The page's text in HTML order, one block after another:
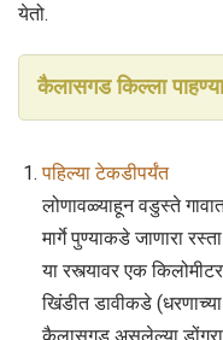
येतो.
कैलासगड किल्ला
पहिल्या टेकडीपर्यंत
लोणावळ्याहून वडुस्ते
मार्गे पुण्याकडे जाणारा
या रस्त्यावर एक
खिंडीत डावीकडे
कैलासगड असलेल्या